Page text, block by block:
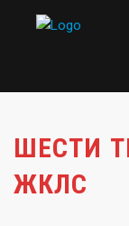
ШЕСТИ
ЖКЛС